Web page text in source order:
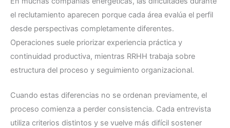
el reclutamiento aparecen porque cada área evalúa el perfil
desde perspectivas completamente diferentes.
Operaciones suele priorizar experiencia práctica y
continuidad productiva, mientras RRHH trabaja sobre
estructura del proceso y seguimiento organizacional.
Cuando estas diferencias no se ordenan previamente, el
proceso comienza a perder consistencia. Cada entrevista
utiliza criterios distintos y se vuelve más difícil sostener